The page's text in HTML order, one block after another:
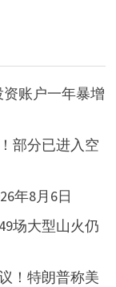
账户一年暴增
部分已进入空
年8月6日
场大型山火仍
！特朗普称美